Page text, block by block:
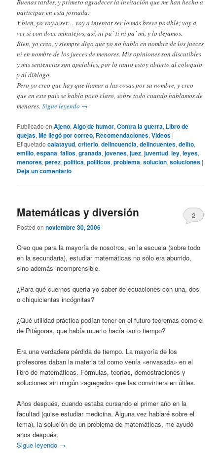
Buenas tardes, y primero agradecer la invitación que me han hecho a
participar en esta jornada.
Y bien, yo voy a ser… voy a intentar ser lo más breve posible; voy a
ver si con doce minutejos, así, ni pa´ ti ni pa´ mi, y lo dejamos.
Bien, yo creo, y siempre digo que yo no hablo en nombre de los jueces
ni en nombre de los jueces de menores. Mis opiniones son discutibles
y mis sentencias son apelables, por lo tanto estoy abierto al coloquio
y al diálogo.
Pero yo creo que hay que llamar a las cosas por su nombre, y creo
que en este país se habla poco claro, sobre todo cuando hablamos de
menores.Sigue leyendo →
Publicado en Ajeno,Algo de humor,Contra la guerra, Libro de
quejas,Me llegó por correo, Recomendaciones,Videos |
Etiquetado calatayud,criterio,delincuencia,delincuentes,delito,
emilio,espana,fallos,granada,jovenes,juez,juventud,ley,leyes,
menores,perez,politica,politicos,problema,solucion,soluciones |
Deja un comentario
Matemáticas y diversión
Posted onnoviembre 30, 2006
2
Creo que para la mayoría de nosotros, en la escuela (sobre todo
en la secundaria), estudiar matemáticas no sólo era aburrido,
sino además incomprensible.
¿Para qué cuernos quería yo saber de ecuaciones con una, dos
o chiquicientas incógnitas?
¿Qué utilidad práctica podían tener en el futuro teoremas como el
de Pitágoras, que había muerto hacía tanto tiempo?
Era una verdadera pérdida de tiempo. La mayoría de los
profesores daban la materia tal como venía «envasada» en el
libro de matemáticas. Fórmulas, teorías, demostraciones y
soluciones sin ningún «agregado» que las convirtiera en útiles.
Años después, cuando estaba cursando el primer año en la
facultad (quise estudiar medicina. Alguna vez hablaré sobre el
tema), la solución de un problema de matemáticas, me ayudó
años después.
Sigue leyendo →